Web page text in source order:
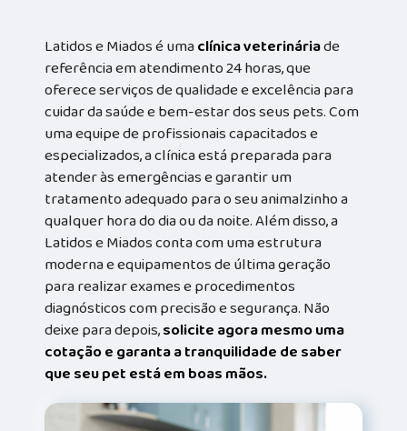
Latidos e Miados é umaclínica veterináriade
referência em atendimento 24 horas, que
oferece serviços de qualidade e excelência para
cuidar da saúde e bem-estar dos seus pets. Com
uma equipe de profissionais capacitados e
especializados, a clínica está preparada para
atender às emergências e garantir um
tratamento adequado para o seu animalzinho a
qualquer hora do dia ou da noite. Além disso, a
Latidos e Miados conta com uma estrutura
moderna e equipamentos de última geração
para realizar exames e procedimentos
diagnósticos com precisão e segurança. Não
deixe para depois,solicite agora mesmo uma
cotação e garanta a tranquilidade de saber
que seu pet está em boas mãos.